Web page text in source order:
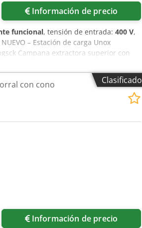
Información de precio
funcional, tensión de entrada: 400 V,
NUEVO – Estación de carga Unox
Campana extractora superior con
USB Exclusivamente con
DN 40 Dimensiones: 865 x 1100 x 2200
Unox Backtube!
Clasificado
con cono
Información de precio